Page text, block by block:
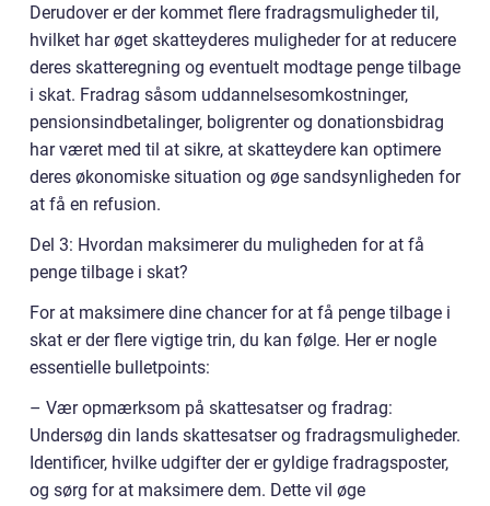
Derudover er der kommet flere fradragsmuligheder til,
hvilket har øget skatteyderes muligheder for at reducere
deres skatteregning og eventuelt modtage penge tilbage
i skat. Fradrag såsom uddannelsesomkostninger,
pensionsindbetalinger, boligrenter og donationsbidrag
har været med til at sikre, at skatteydere kan optimere
deres økonomiske situation og øge sandsynligheden for
at få en refusion.
Del 3: Hvordan maksimerer du muligheden for at få
penge tilbage i skat?
For at maksimere dine chancer for at få penge tilbage i
skat er der flere vigtige trin, du kan følge. Her er nogle
essentielle bulletpoints:
– Vær opmærksom på skattesatser og fradrag:
Undersøg din lands skattesatser og fradragsmuligheder.
Identificer, hvilke udgifter der er gyldige fradragsposter,
og sørg for at maksimere dem. Dette vil øge